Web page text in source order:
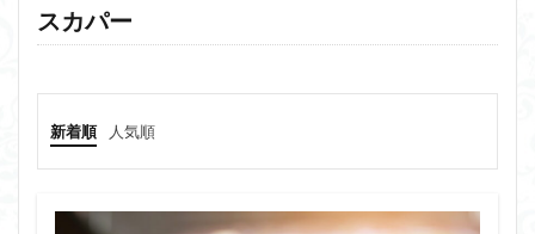
スカパー
新着順 人気順